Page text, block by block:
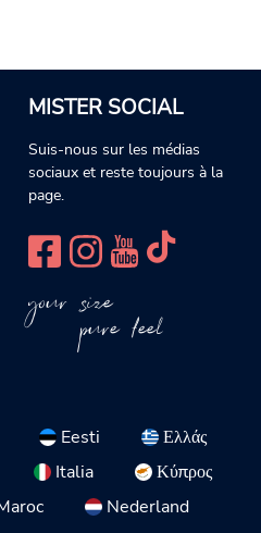
MISTER SOCIAL
Suis-nous sur les médias
sociaux et reste toujours à la
page.
your size
pure feel
Eesti
Ελλάς
Italia
Κύπρος
Nederland